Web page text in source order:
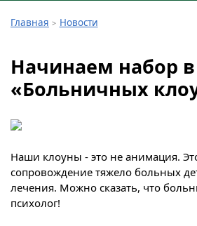
Главная Новости
Начинаем набор
«Больничных
Наши клоуны - это не анимация.
сопровождение тяжело больных
лечения. Можно сказать, что
психолог!